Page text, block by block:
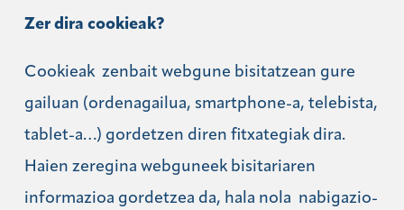
Zer dira cookieak?
Cookieak zenbait webgune bisitatzean gure
gailuan (ordenagailua, smartphone-a, telebista,
tablet-a…) gordetzen diren fitxategiak dira.
Haien zeregina webguneek bisitariaren
informazioa gordetzea da, hala nola nabigazio-